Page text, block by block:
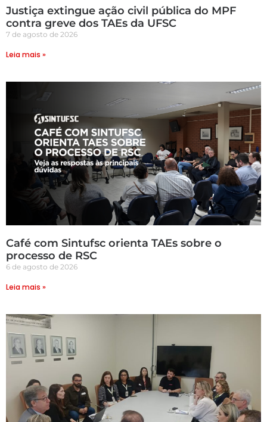
Justiça extingue ação civil pública do MPF
contra greve dos TAEs da UFSC
7 de agosto de 2026
Leia mais »
Café com Sintufsc orienta TAEs sobre o
processo de RSC
6 de agosto de 2026
Leia mais »